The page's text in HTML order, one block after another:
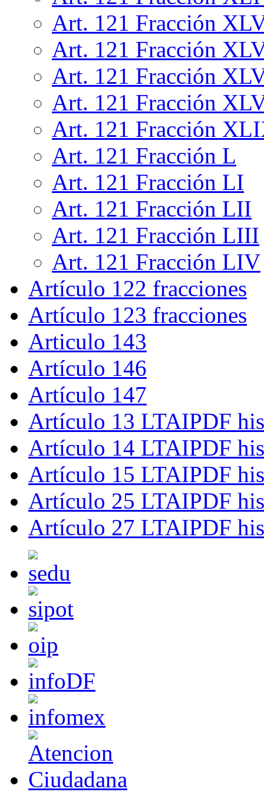
Art. 121 Fracción
Art. 121 Fracción
Art. 121 Fracción
Art. 121 Fracción
Art. 121 Fracción
Art. 121 Fracción L
Art. 121 Fracción LI
Art. 121 Fracción LII
Art. 121 Fracción LIII
Art. 121 Fracción LIV
Artículo 122 fracciones
Artículo 123 fracciones
Articulo 143
Artículo 146
Artículo 147
Artículo 13 LTAIPDF
Artículo 14 LTAIPDF
Artículo 15 LTAIPDF
Artículo 25 LTAIPDF
Artículo 27 LTAIPDF